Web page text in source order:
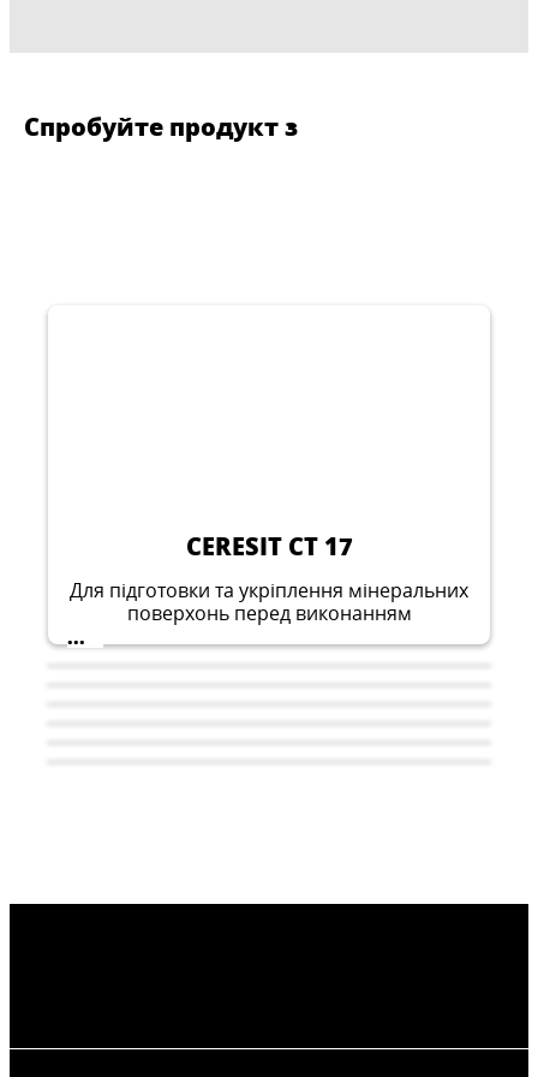
Спробуйте продукт з
CERESIT CT 17
Для підготовки та укріплення мінеральних
поверхонь перед виконанням
опоряджувальних робіт всередині та зовні
будівель
...
CERESIT CM 17